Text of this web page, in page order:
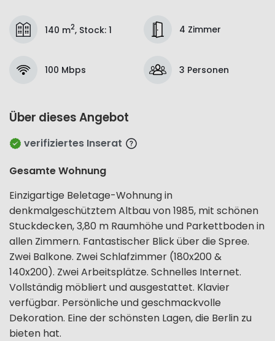
140 m2, Stock: 1 4 Zimmer
100 Mbps 3 Personen
Über dieses Angebot
verifiziertes Inserat
Gesamte Wohnung
Einzigartige Beletage-Wohnung in
denkmalgeschütztem Altbau von 1985, mit schönen
Stuckdecken, 3,80 m Raumhöhe und Parkettboden in
allen Zimmern. Fantastischer Blick über die Spree.
Zwei Balkone. Zwei Schlafzimmer (180x200 &
140x200). Zwei Arbeitsplätze. Schnelles Internet.
Vollständig möbliert und ausgestattet. Klavier
verfügbar. Persönliche und geschmackvolle
Dekoration. Eine der schönsten Lagen, die Berlin zu
bieten hat.